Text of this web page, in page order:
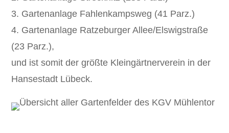
3. Gartenanlage Fahlenkampsweg (41 Parz.)
4. Gartenanlage Ratzeburger Allee/Elswigstraße
(23 Parz.),
und ist somit der größte Kleingärtnerverein in der
Hansestadt Lübeck.